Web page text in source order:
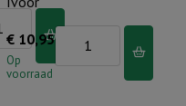
Ivoor
aantal
€ 10,95
Op
voorraad
Windlicht
S